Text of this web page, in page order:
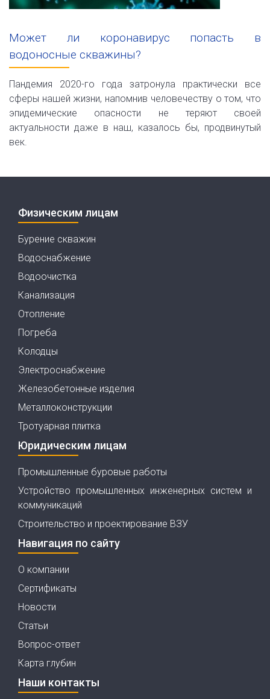
Может ли коронавирус попасть в
водоносные скважины?
Пандемия 2020-го года затронула практически все
сферы нашей жизни, напомнив человечеству о том, что
эпидемические опасности не теряют своей
актуальности даже в наш, казалось бы, продвинутый
век.
Физическим лицам
Бурение скважин
Водоснабжение
Водоочистка
Канализация
Отопление
Погреба
Колодцы
Электроснабжение
Железобетонные изделия
Металлоконструкции
Тротуарная плитка
Юридическим лицам
Промышленные буровые работы
Устройство промышленных инженерных систем и
коммуникаций
Строительство и проектирование ВЗУ
Навигация по сайту
О компании
Сертификаты
Новости
Статьи
Вопрос-ответ
Карта глубин
Наши контакты